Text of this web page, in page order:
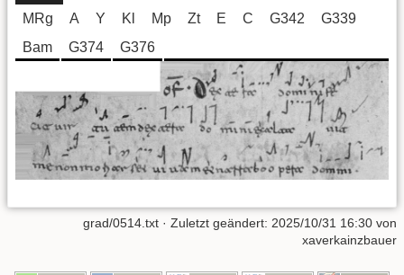
MRg
A Y Kl Mp Zt E C G342
G339
Bam
G374 G376
grad/0514.txt · Zuletzt geändert: 2025/10/31 16:30 von
xaverkainzbauer